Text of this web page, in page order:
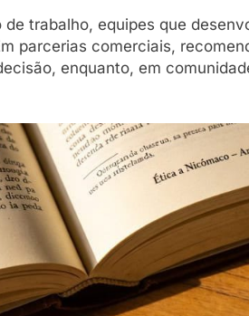
de trabalho, equipes que
parcerias comerciais,
enquanto, em